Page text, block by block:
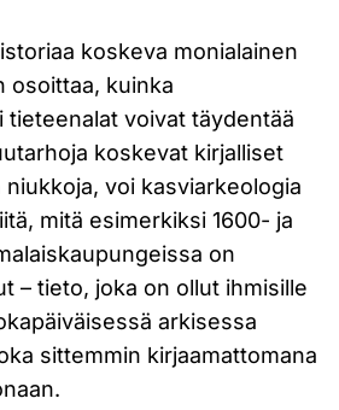
koskeva monialainen
osoittaa, kuinka
tieteenalat voivat täydentää
koskevat kirjalliset
voi kasviarkeologia
mitä esimerkiksi 1600- ja
on
– tieto, joka on ollut ihmisille
arkisessa
sittemmin kirjaamattomana